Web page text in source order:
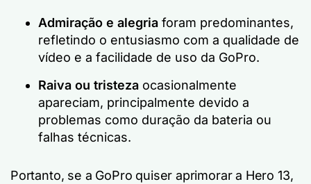
Admiração e alegria foram predominantes,
refletindo o entusiasmo com a qualidade de
vídeo e a facilidade de uso da GoPro.
Raiva ou tristeza ocasionalmente
apareciam, principalmente devido a
problemas como duração da bateria ou
falhas técnicas.
Portanto, se a GoPro quiser aprimorar a Hero 13,